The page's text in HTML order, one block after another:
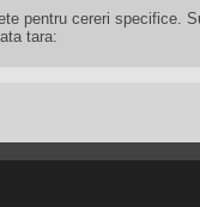
pentru cereri specifice.
tara: